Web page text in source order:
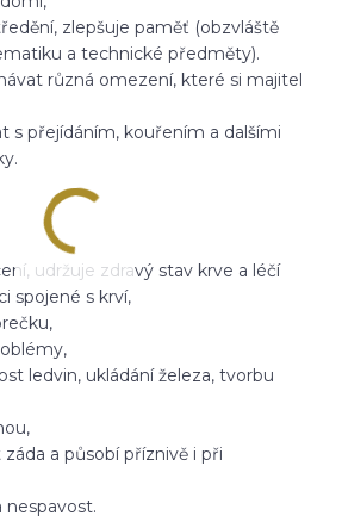
zlepšuje paměť (obzvláště
a technické předměty).
různá omezení, které si majitel
s přejídáním, kouřením a dalšími
udržuje zdravý stav krve a léčí
spojené s krví,
ledvin, ukládání železa, tvorbu
a působí příznivě i při
nespavost.